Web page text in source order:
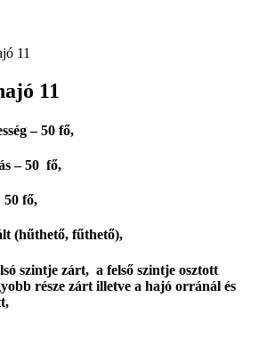
11
11
– 50 fő,
– 50 fő,
50 fő,
(hűthető, fűthető),
szintje zárt, a felső szintje osztott
része zárt illetve a hajó orránál és